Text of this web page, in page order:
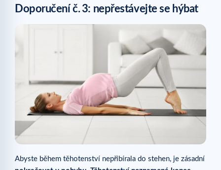
Doporučení č. 3: nepřestávejte se hýbat
Abyste během těhotenství nepřibírala do stehen, je zásadní